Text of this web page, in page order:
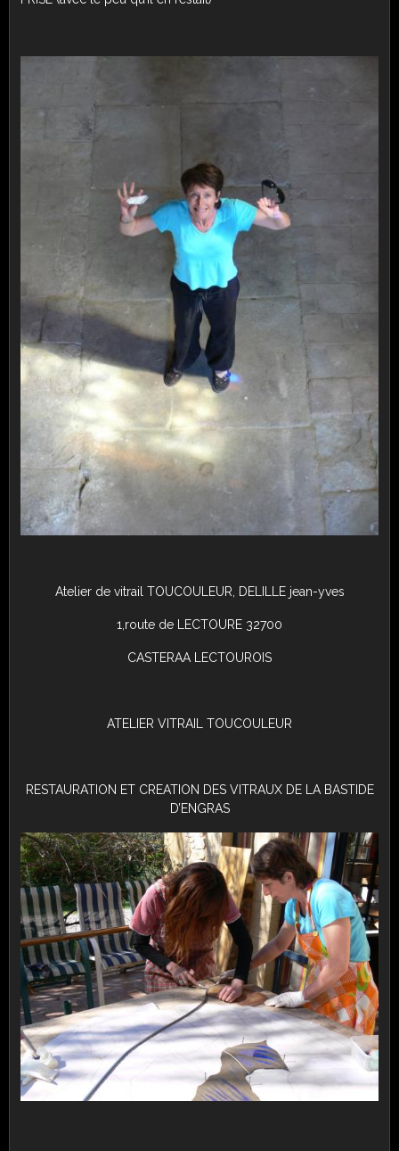
Atelier de vitrail TOUCOULEUR, DELILLE jean-yves
1,route de LECTOURE 32700
CASTERAA LECTOUROIS
ATELIER VITRAIL TOUCOULEUR
RESTAURATION ET CREATION DES VITRAUX DE LA BASTIDE
D’ENGRAS